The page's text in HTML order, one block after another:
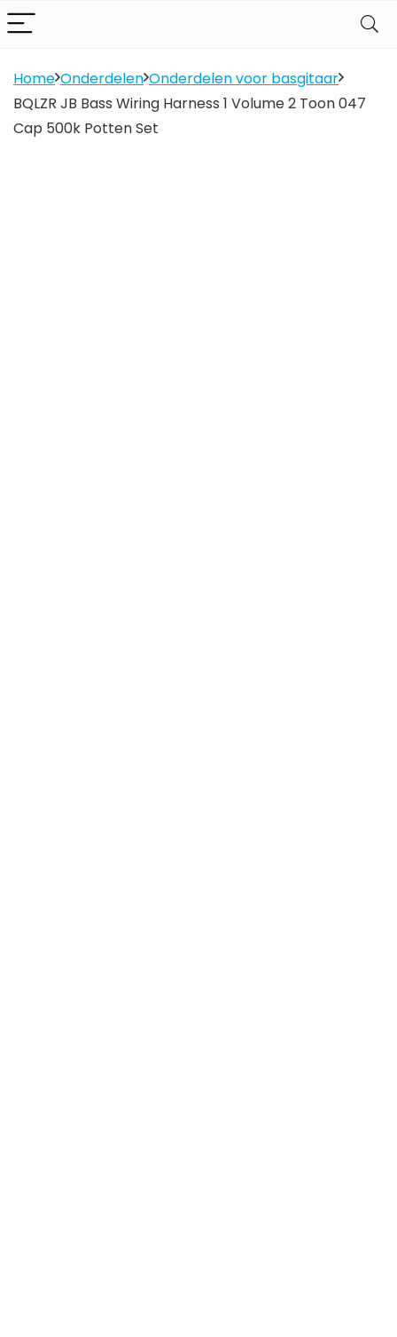
Home Onderdelen Onderdelen voor basgitaar
BQLZR JB Bass Wiring Harness 1 Volume 2 Toon 047
Cap 500k Potten Set